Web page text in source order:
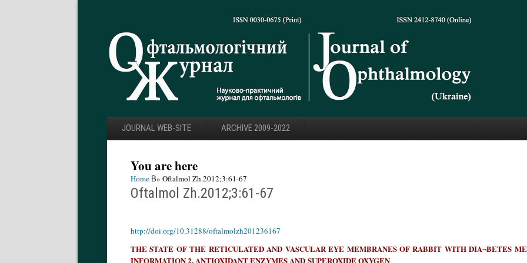
JOURNAL WEB-SITE ARCHIVE 2009-2022
You are here
Home В» Oftalmol Zh.2012;3:61-67
Oftalmol Zh.2012;3:61-67
http://doi.org/10.31288/oftalmolzh201236167
THE STATE OF THE RETICULATED AND VASCULAR EYE MEMBRANES OF RABBIT WITH DIA¬BETES
INFORMATION 2. ANTIOXIDANT ENZYMES AND SUPEROXIDE OXYGEN